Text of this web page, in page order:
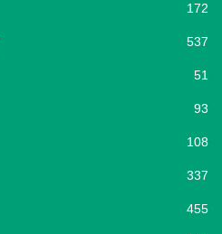
172
537
51
93
108
337
455